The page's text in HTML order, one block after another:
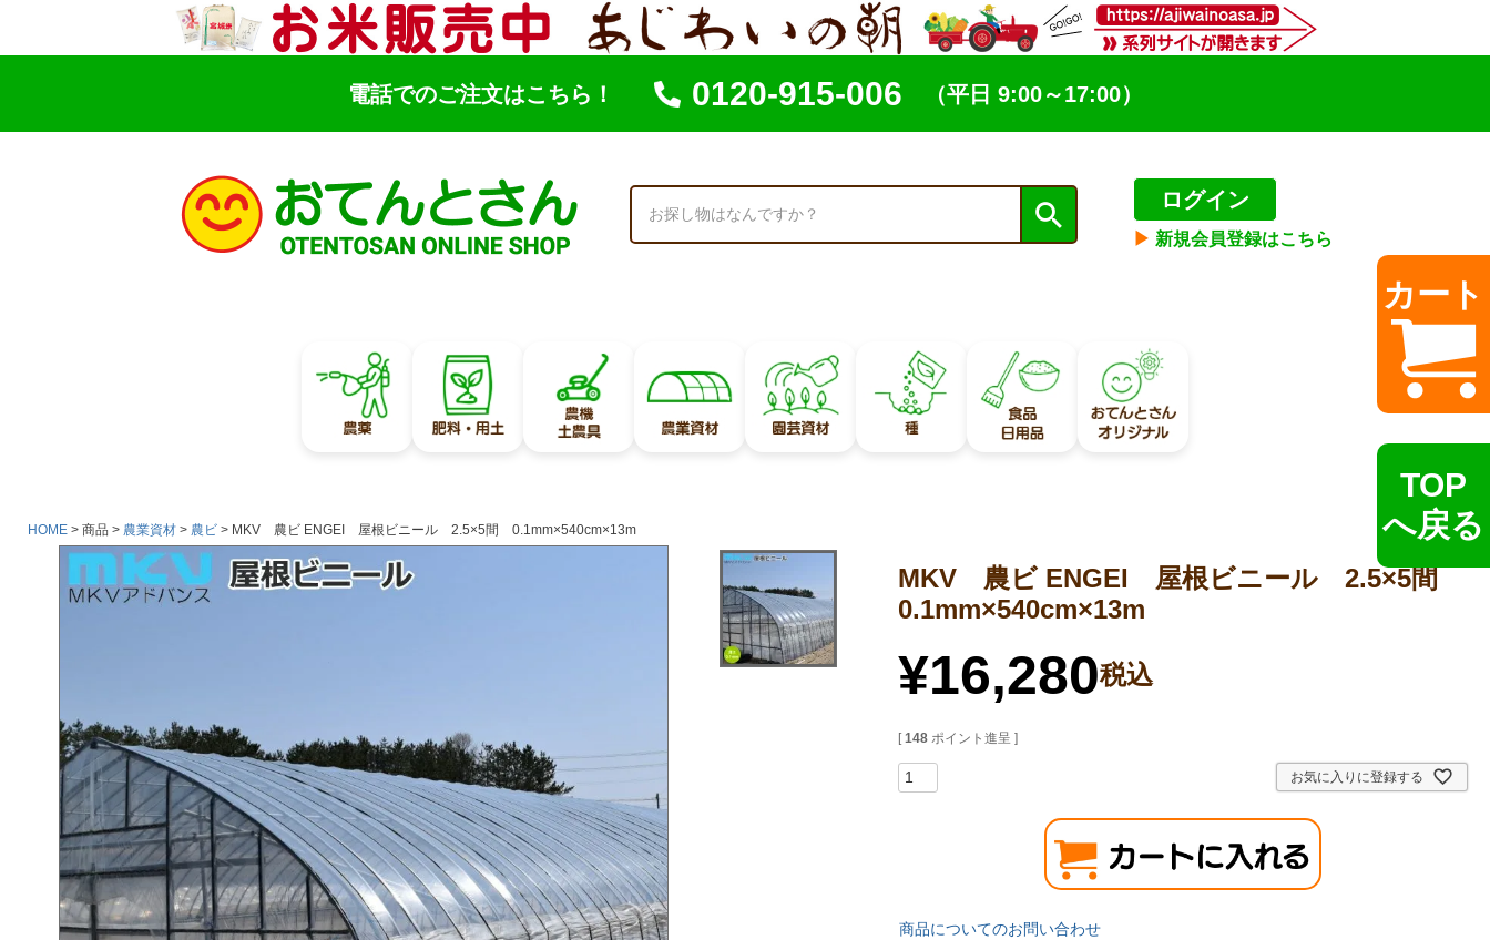
電話でのご注文はこちら！ 0120-915-006 （平日 9:00～17:00）
検索
ログイン
▶︎ 新規会員登録はこちら
カート
TOP
へ戻る
HOME 商品 農業資材 農ビ MKV 農ビ ENGEI 屋根ビニール 2.5×5間 0.1mm×540cm×13m
MKV 農ビ ENGEI 屋根ビニール 2.5×5間
0.1mm×540cm×13m
¥16,280税込
[ 148 ポイント進呈 ]
お気に入りに登録する
商品についてのお問い合わせ